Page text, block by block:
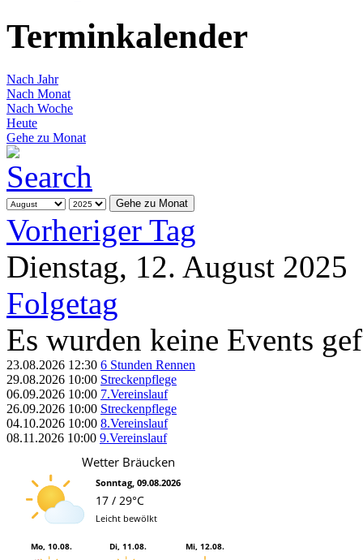
Terminkalender
Nach Jahr
Nach Monat
Nach Woche
Heute
Gehe zu Monat
Gehe zu Monat
Vorheriger Tag
Dienstag, 12. August 2025
Folgetag
Es wurden keine Events
23.08.2026 12:30 6 Stunden Rennen
29.08.2026 10:00 Streckenpflege
06.09.2026 10:00 7.Vereinslauf
26.09.2026 10:00 Streckenpflege
04.10.2026 10:00 8.Vereinslauf
08.11.2026 10:00 9.Vereinslauf
Wetter Bräucken
Sonntag, 09.08.2026
17 / 29°C
Leicht bewölkt
Mo, 10.08. Di, 11.08. Mi, 12.08.